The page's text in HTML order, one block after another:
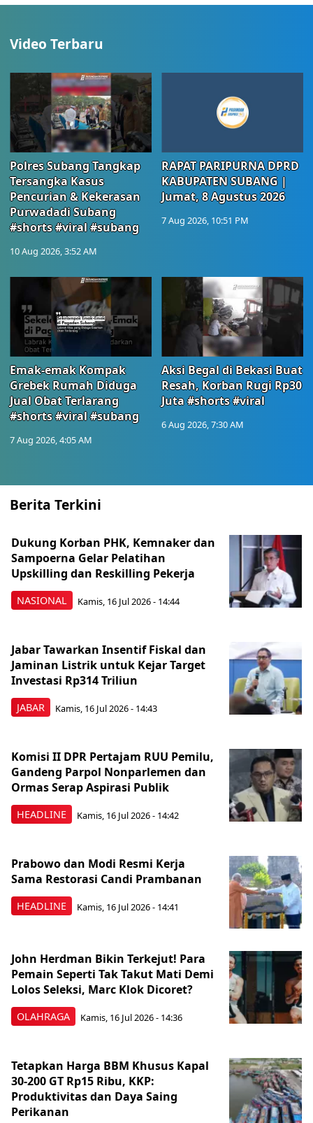
Video Terbaru
Polres Subang Tangkap
Tersangka Kasus
Pencurian & Kekerasan
Purwadadi Subang
#shorts #viral #subang
10 Aug 2026, 3:52 AM
RAPAT PARIPURNA DPRD
KABUPATEN SUBANG |
Jumat, 8 Agustus 2026
7 Aug 2026, 10:51 PM
Emak-emak Kompak
Grebek Rumah Diduga
Jual Obat Terlarang
#shorts #viral #subang
7 Aug 2026, 4:05 AM
Aksi Begal di Bekasi Buat
Resah, Korban Rugi Rp30
Juta #shorts #viral
6 Aug 2026, 7:30 AM
Berita Terkini
NASIONAL
Dukung Korban PHK, Kemnaker dan
Sampoerna Gelar Pelatihan
Upskilling dan Reskilling Pekerja
Kamis, 16 Jul 2026 - 14:44
JABAR
Jabar Tawarkan Insentif Fiskal dan
Jaminan Listrik untuk Kejar Target
Investasi Rp314 Triliun
Kamis, 16 Jul 2026 - 14:43
HEADLINE
Komisi II DPR Pertajam RUU Pemilu,
Gandeng Parpol Nonparlemen dan
Ormas Serap Aspirasi Publik
Kamis, 16 Jul 2026 - 14:42
HEADLINE
Prabowo dan Modi Resmi Kerja
Sama Restorasi Candi Prambanan
Kamis, 16 Jul 2026 - 14:41
OLAHRAGA
John Herdman Bikin Terkejut! Para
Pemain Seperti Tak Takut Mati Demi
Lolos Seleksi, Marc Klok Dicoret?
Kamis, 16 Jul 2026 - 14:36
Tetapkan Harga BBM Khusus Kapal
30-200 GT Rp15 Ribu, KKP:
Produktivitas dan Daya Saing
Perikanan